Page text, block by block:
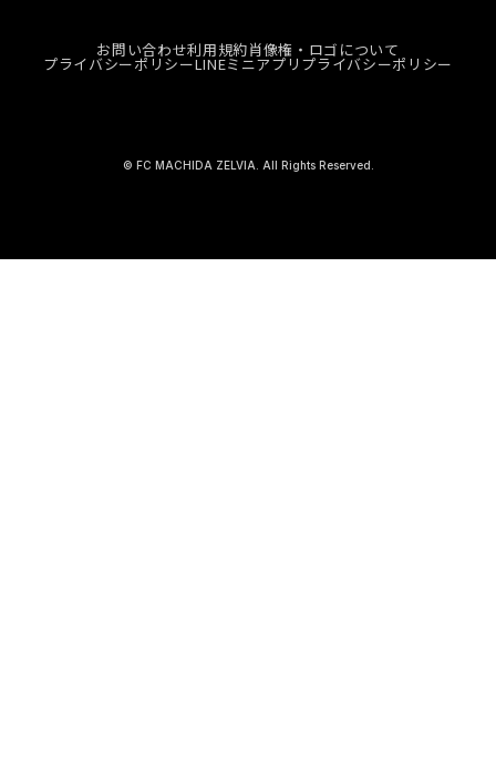
お問い合わせ利用規約肖像権・ロゴについて
プライバシーポリシーLINEミニアプリプライバシーポリシー
© FC MACHIDA ZELVIA. All Rights Reserved.